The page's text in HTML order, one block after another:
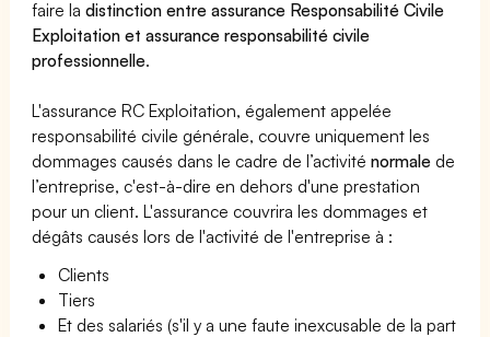
faire ladistinction entre assurance Responsabilité Civile
Exploitation et assurance responsabilité civile
professionnelle.
L'assurance RC Exploitation, également appelée
responsabilité civile générale, couvre uniquement les
dommages causés dans le cadre de l’activiténormale de
l’entreprise, c'est-à-dire en dehors d'une prestation
pour un client. L'assurance couvrira les dommages et
dégâts causés lors de l'activité de l'entreprise à :
Clients
Tiers
Et des salariés (s'il y a une faute inexcusable de la part